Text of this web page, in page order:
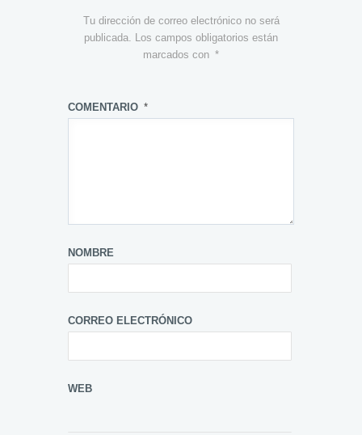
Tu dirección de correo electrónico no será
publicada. Los campos obligatorios están
marcados con *
COMENTARIO *
NOMBRE
CORREO ELECTRÓNICO
WEB